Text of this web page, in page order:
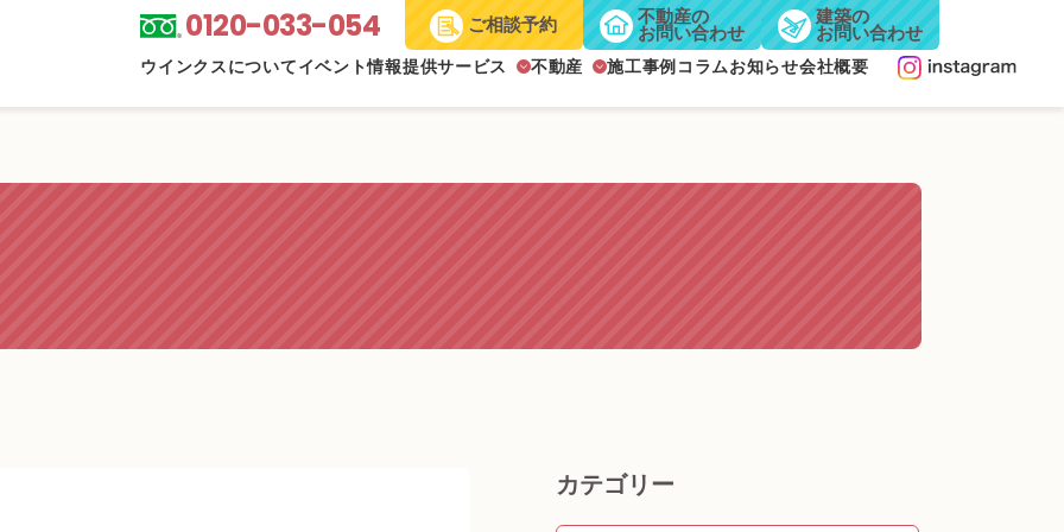
0120-033-054 ご相談予約 不動産の
お問い合わせ
建築の
お問い合わせ
ウインクスについてイベント情報提供サービス 不動産 施工事例コラムお知らせ会社概要
カテゴリー